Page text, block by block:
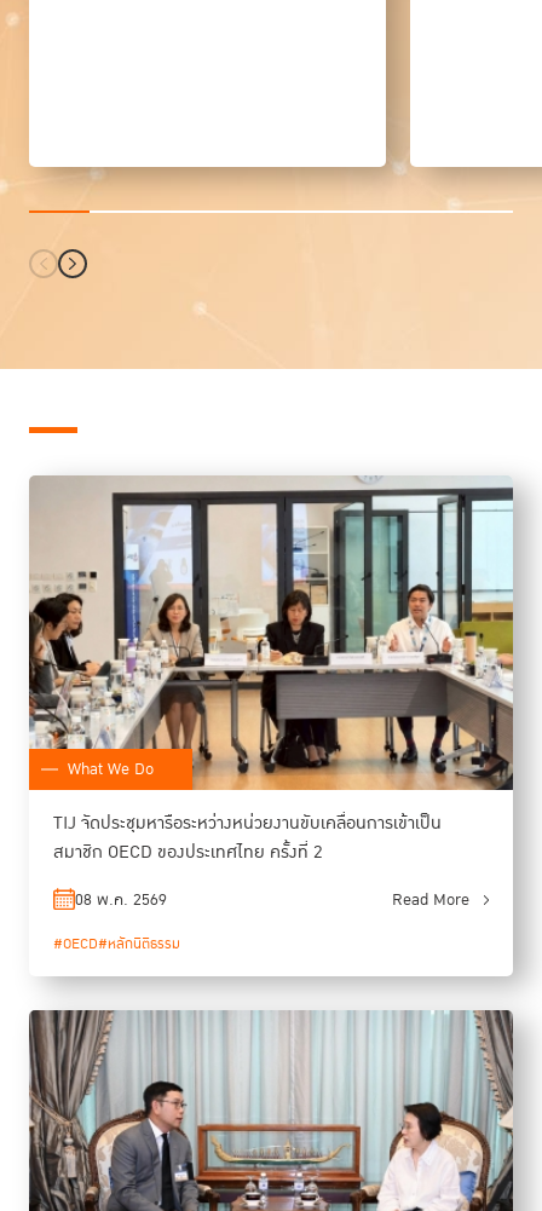
What We Do
TIJ จัดประชุมหารือระหว่างหน่วยงานขับเคลื่อนการเข้าเป็น
สมาชิก OECD ของประเทศไทย ครั้งที่ 2
08 พ.ค. 2569 Read More
#OECD#หลักนิติธรรม